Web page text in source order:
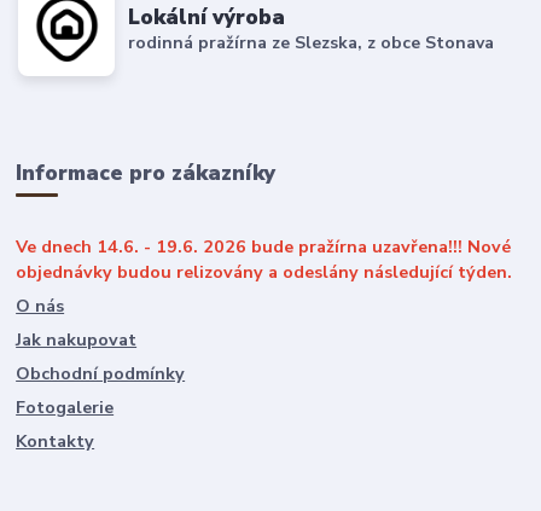
Lokální výroba
rodinná pražírna ze Slezska, z obce Stonava
Informace pro zákazníky
Ve dnech 14.6. - 19.6. 2026 bude pražírna uzavřena!!! Nové
objednávky budou relizovány a odeslány následující týden.
O nás
Jak nakupovat
Obchodní podmínky
Fotogalerie
Kontakty